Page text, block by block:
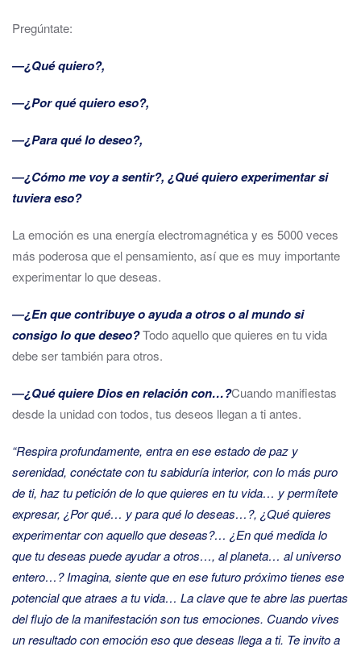
Pregúntate:
―¿Qué quiero?,
―¿Por qué quiero eso?,
―¿Para qué lo deseo?,
―¿Cómo me voy a sentir?, ¿Qué quiero experimentar si
tuviera eso?
La emoción es una energía electromagnética y es 5000 veces
más poderosa que el pensamiento, así que es muy importante
experimentar lo que deseas.
―¿En que contribuye o ayuda a otros o al mundo si
consigo lo que deseo?Todo aquello que quieres en tu vida
debe ser también para otros.
―¿Qué quiere Dios en relación con…?Cuando manifiestas
desde la unidad con todos, tus deseos llegan a ti antes.
“Respira profundamente, entra en ese estado de paz y
serenidad, conéctate con tu sabiduría interior, con lo más puro
de ti, haz tu petición de lo que quieres en tu vida… y permítete
expresar, ¿Por qué… y para qué lo deseas…?, ¿Qué quieres
experimentar con aquello que deseas?… ¿En qué medida lo
que tu deseas puede ayudar a otros…, al planeta… al universo
entero…? Imagina, siente que en ese futuro próximo tienes ese
potencial que atraes a tu vida… La clave que te abre las puertas
del flujo de la manifestación son tus emociones. Cuando vives
un resultado con emoción eso que deseas llega a ti. Te invito a